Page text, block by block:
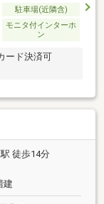
駐車場(近隣含)
モニタ付インターホ
ン
ード決済可
徒歩14分
建